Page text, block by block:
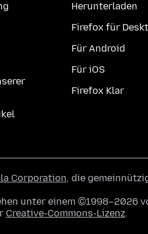
Herunterladen
Firefox für
Für Android
Für iOS
Firefox Klar
Corporation, die
unter einem ©1998–2026
Creative-Commons-Lizenz.